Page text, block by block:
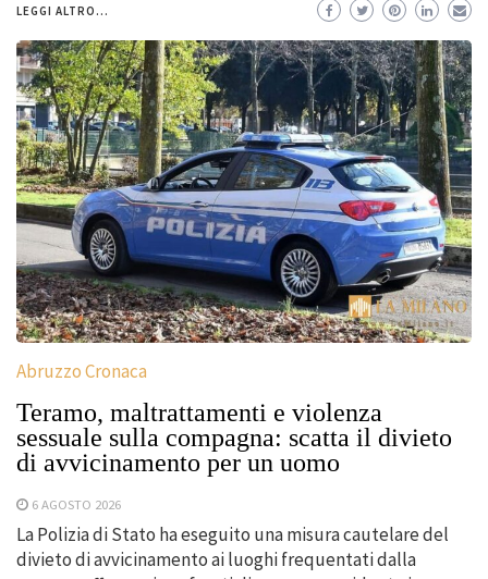
LEGGI ALTRO...
Abruzzo Cronaca
Teramo, maltrattamenti e violenza
sessuale sulla compagna: scatta il divieto
di avvicinamento per un uomo
6 AGOSTO 2026
La Polizia di Stato ha eseguito una misura cautelare del
divieto di avvicinamento ai luoghi frequentati dalla